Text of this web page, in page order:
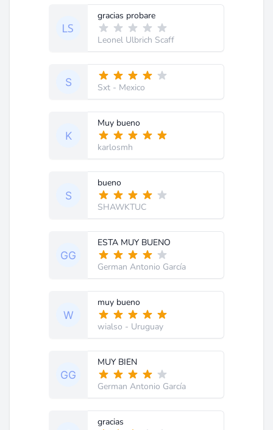
gracias probare
Leonel Ulbrich Scaff
Sxt - Mexico
Muy bueno
karlosmh
bueno
SHAWKTUC
ESTA MUY BUENO
German Antonio García
muy bueno
wialso - Uruguay
MUY BIEN
German Antonio García
gracias